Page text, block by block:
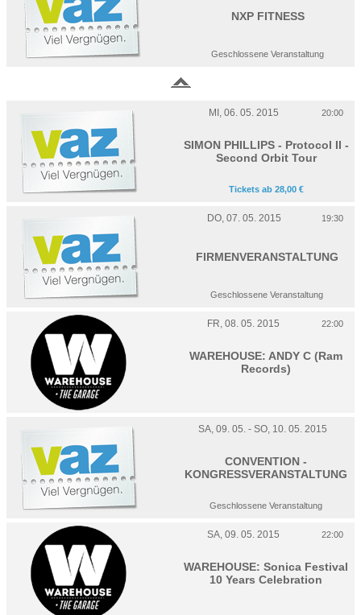
NXP FITNESS
Geschlossene Veranstaltung
MI, 06. 05. 2015 20:00
SIMON PHILLIPS - Protocol II -
Second Orbit Tour
Tickets ab 28,00 €
DO, 07. 05. 2015 19:30
FIRMENVERANSTALTUNG
Geschlossene Veranstaltung
FR, 08. 05. 2015 22:00
WAREHOUSE: ANDY C (Ram
Records)
SA, 09. 05. - SO, 10. 05. 2015
CONVENTION -
KONGRESSVERANSTALTUNG
Geschlossene Veranstaltung
SA, 09. 05. 2015 22:00
WAREHOUSE: Sonica Festival
10 Years Celebration